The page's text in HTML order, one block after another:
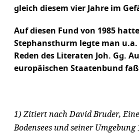
gleich diesem vier Jahre im
Auf diesen Fund von 1985
Stephansthurm legte man u.a.
Reden des Literaten Joh. Gg.
europäischen Staatenbund
1) Zitiert nach David Bruder,
Bodensees und seiner